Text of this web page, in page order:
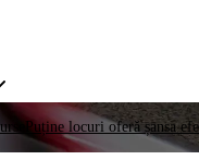
Puține locuri oferă șansa